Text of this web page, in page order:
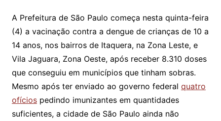
A Prefeitura de São Paulo começa nesta quinta-feira
(4) a vacinação contra a dengue de crianças de 10 a
14 anos, nos bairros de Itaquera, na Zona Leste, e
Vila Jaguara, Zona Oeste, após receber 8.310 doses
que conseguiu em municípios que tinham sobras.
Mesmo após ter enviado ao governo federal quatro
ofíciospedindo imunizantes em quantidades
suficientes, a cidade de São Paulo ainda não